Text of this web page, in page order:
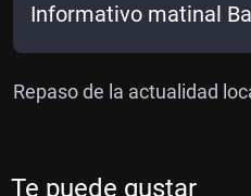
Informativo matinal
Repaso de la actualidad
Te puede gustar